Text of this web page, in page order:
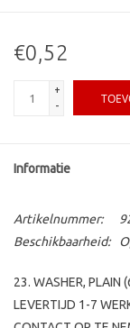
€0,52
+
-
Informatie
Artikelnummer:
Beschikbaarheid:
23. WASHER,
LEVERTIJD 1-7